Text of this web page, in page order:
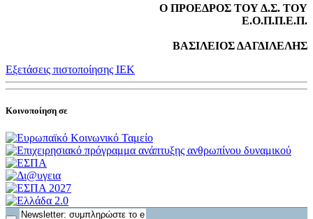
Ο ΠΡΟΕΔΡΟΣ ΤΟΥ Δ.Σ. ΤΟΥ
Ε.Ο.Π.Π.Ε.Π.
ΒΑΣΙΛΕΙΟΣ ΔΑΓΔΙΛΕΛΗΣ
Εξετάσεις πιστοποίησης ΙΕΚ
Κοινοποίηση σε